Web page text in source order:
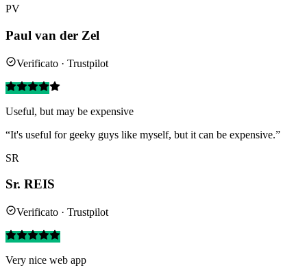
PV
Paul van der Zel
Verificato · Trustpilot
Useful, but may be expensive
“It's useful for geeky guys like myself, but it can be expensive.”
SR
Sr. REIS
Verificato · Trustpilot
Very nice web app